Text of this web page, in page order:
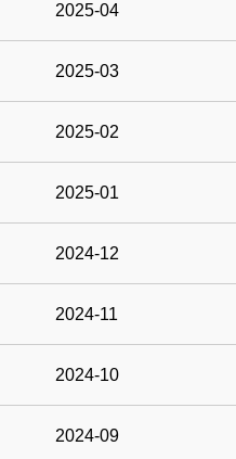
2025-04
2025-03
2025-02
2025-01
2024-12
2024-11
2024-10
2024-09